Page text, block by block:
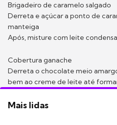
Brigadeiro de caramelo salgado
Derreta e açúcar a ponto de
manteiga
Após, misture com leite
Cobertura ganache
Derreta o chocolate meio
bem ao creme de leite até
Mais lidas